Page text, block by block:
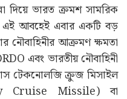
দিয়ে ভারত ক্রমশ সামরিক
এই আবহেই এবার একটি বড়
নৌবাহিনীর আক্রমণ ক্ষমতা
এবং ভারতীয় নৌবাহিনী
টেকনোলজি ক্রুজ মিসাইল
Cruise Missile) বা